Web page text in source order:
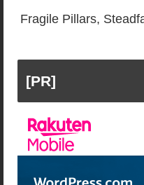
Fragile Pillars,
[PR]